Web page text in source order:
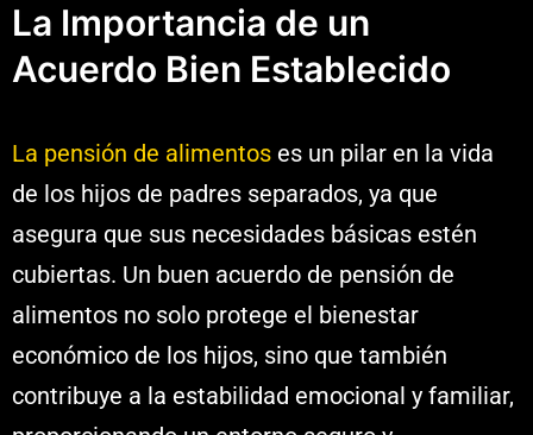
La Importancia de un
Acuerdo Bien Establecido
La pensión de alimentos es un pilar en la vida
de los hijos de padres separados, ya que
asegura que sus necesidades básicas estén
cubiertas. Un buen acuerdo de pensión de
alimentos no solo protege el bienestar
económico de los hijos, sino que también
contribuye a la estabilidad emocional y familiar,